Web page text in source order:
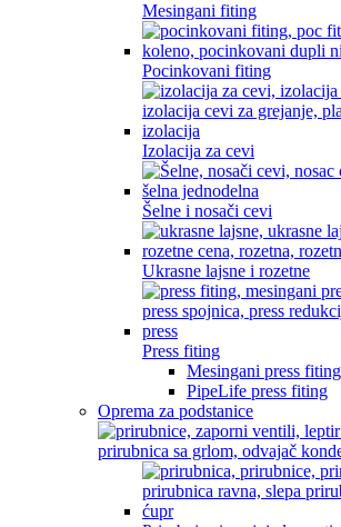
Mesingani fiting
Pocinkovani fiting
Izolacija za cevi
Šelne i nosači cevi
Ukrasne lajsne i rozetne
Press fiting
Mesingani press fiting
PipeLife press fiting
Oprema za podstanice